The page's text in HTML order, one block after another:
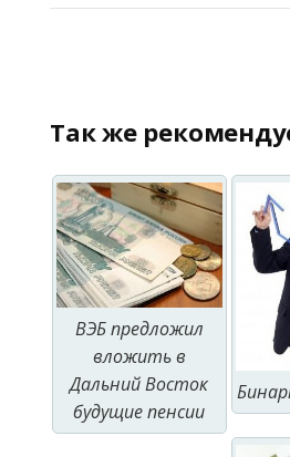
Так же
ВЭБ предложил
вложить в
Дальний Восток
будущие пенсии